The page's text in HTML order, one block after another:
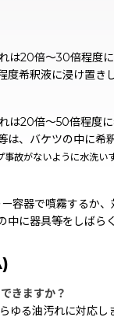
は20倍〜30倍程度
希釈液に浸け置き
は20倍〜50倍程度
、バケツの中に希
故がないように水洗い
容器で噴霧するか
に器具等をしばら
きますか？
ゆる油汚れに対応し